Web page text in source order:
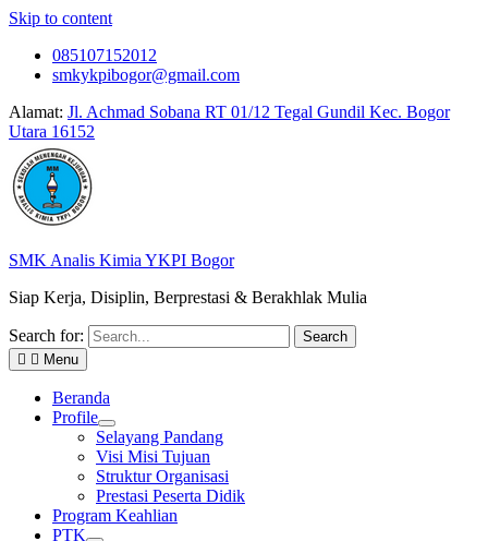
Skip to content
085107152012
smkykpibogor@gmail.com
Alamat: Jl. Achmad Sobana RT 01/12 Tegal Gundil Kec. Bogor
Utara 16152
SMK Analis Kimia YKPI Bogor
Siap Kerja, Disiplin, Berprestasi & Berakhlak Mulia
Search for:
Menu
Beranda
Profile
Selayang Pandang
Visi Misi Tujuan
Struktur Organisasi
Prestasi Peserta Didik
Program Keahlian
PTK